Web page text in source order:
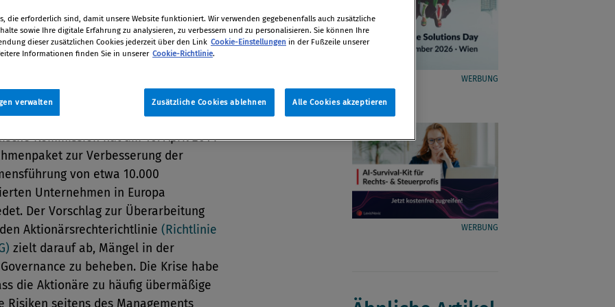
Kommission hat am 10. April 2014
zur Verbesserung der
von etwa 10.000
Unternehmen in Europa
Der Vorschlag zur Überarbeitung
Aktionärsrechterichtlinie (Richtlinie
zielt darauf ab, Mängel in der
zu beheben. Die Krise habe
die Aktionäre zu häufig übermäßige
Risiken seitens des Managements
WERBUNG
WERBUNG
die erforderlich sind, damit unsere Website funktioniert. Wir verwenden gegebenenfalls auch zusätzliche
sowie Ihre digitale Erfahrung zu analysieren, zu verbessern und zu personalisieren. Sie können Ihre
dieser zusätzlichen Cookies jederzeit über den Link Cookie-Einstellungen in der Fußzeile unserer
Informationen finden Sie in unserer Cookie-Richtlinie.
Zusätzliche Cookies ablehnen Alle Cookies akzeptieren
verwalten